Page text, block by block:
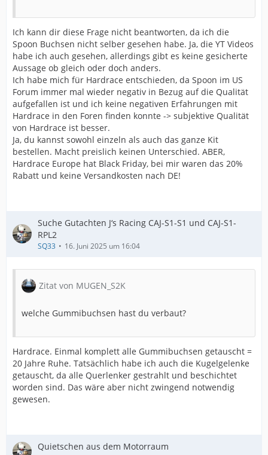
Ich kann dir diese Frage nicht beantworten, da ich die
Spoon Buchsen nicht selber gesehen habe. Ja, die YT Videos
habe ich auch gesehen, allerdings gibt es keine gesicherte
Aussage ob gleich oder doch anders.
Ich habe mich für Hardrace entschieden, da Spoon im US
Forum immer mal wieder negativ in Bezug auf die Qualität
aufgefallen ist und ich keine negativen Erfahrungen mit
Hardrace in den Foren finden konnte -> subjektive Qualität
von Hardrace ist besser.
Ja, du kannst sowohl einzeln als auch das ganze Kit
bestellen. Macht preislich keinen Unterschied. ABER,
Hardrace Europe hat Black Friday, bei mir waren das 20%
Rabatt und keine Versandkosten nach DE!
Suche Gutachten J‘s Racing CAJ-S1-S1 und CAJ-S1-
RPL2
SQ33 16. Juni 2025 um 16:04
Zitat von MUGEN_S2K
welche Gummibuchsen hast du verbaut?
Hardrace. Einmal komplett alle Gummibuchsen getauscht =
20 Jahre Ruhe. Tatsächlich habe ich auch die Kugelgelenke
getauscht, da alle Querlenker gestrahlt und beschichtet
worden sind. Das wäre aber nicht zwingend notwendig
gewesen.
Quietschen aus dem Motorraum